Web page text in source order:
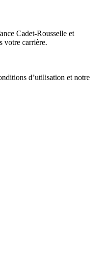
Cadet-Rousselle et
votre carrière.
d’utilisation et notre